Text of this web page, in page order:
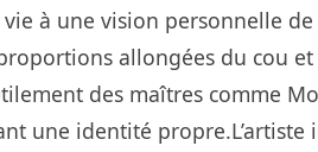
à une vision personnelle
allongées du cou et
des maîtres comme
une identité propre.L’artiste